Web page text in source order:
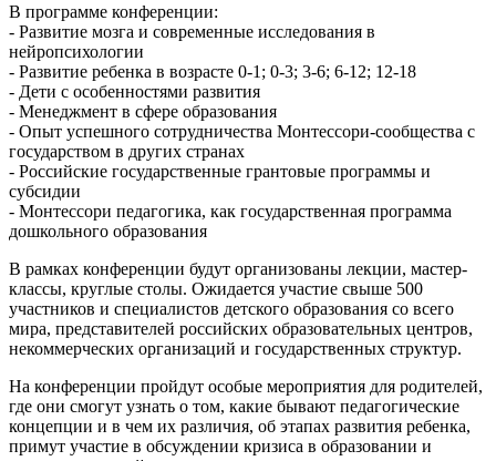
В программе конференции:
- Развитие мозга и современные исследования в
нейропсихологии
- Развитие ребенка в возрасте 0-1; 0-3; 3-6; 6-12; 12-18
- Дети с особенностями развития
- Менеджмент в сфере образования
- Опыт успешного сотрудничества Монтессори-сообщества с
государством в других странах
- Российские государственные грантовые программы и
субсидии
- Монтессори педагогика, как государственная программа
дошкольного образования
В рамках конференции будут организованы лекции, мастер-
классы, круглые столы. Ожидается участие свыше 500
участников и специалистов детского образования со всего
мира, представителей российских образовательных центров,
некоммерческих организаций и государственных структур.
На конференции пройдут особые мероприятия для родителей,
где они смогут узнать о том, какие бывают педагогические
концепции и в чем их различия, об этапах развития ребенка,
примут участие в обсуждении кризиса в образовании и